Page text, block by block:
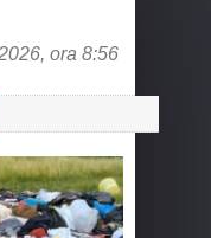
ora 8:56